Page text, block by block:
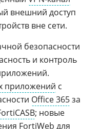
внешний доступ
вне сети.
безопасности
и контроль
приложений с
Office 365за
; новые
FortiWeb для